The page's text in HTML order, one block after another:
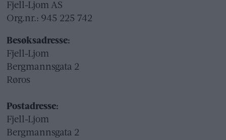
Fjell-Ljom AS
Org.nr.: 945 225 742
Besøksadresse:
Fjell-Ljom
Bergmannsgata 2
Røros
Postadresse:
Fjell-Ljom
Bergmannsgata 2